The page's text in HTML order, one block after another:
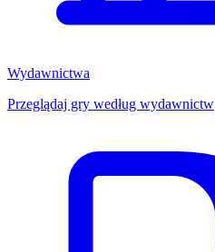
Wydawnictwa
Przeglądaj gry według wydawnictw